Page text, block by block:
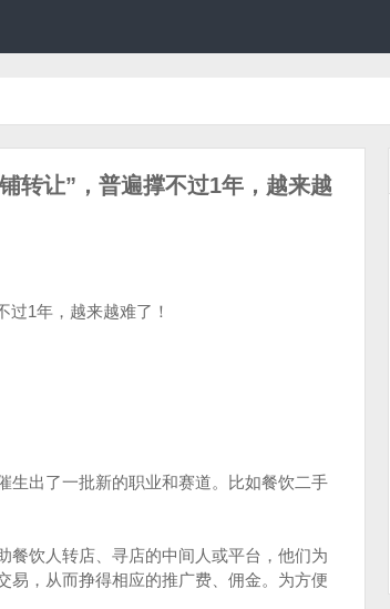
转让”，普遍撑不过1年，越来越
过1年，越来越难了！
生出了一批新的职业和赛道。比如餐饮二手
餐饮人转店、寻店的中间人或平台，他们为
易，从而挣得相应的推广费、佣金。为方便